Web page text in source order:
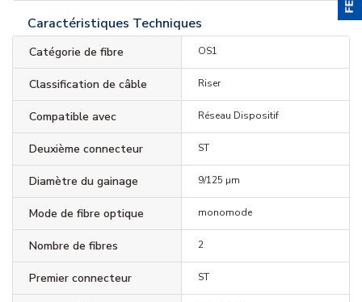
Caractéristiques Techniques
Catégorie de fibre OS1
Classification de câble Riser
Compatible avec Réseau Dispositif
Deuxième connecteur ST
Diamètre du gainage 9/125 µm
Mode de fibre optique monomode
Nombre de fibres 2
Premier connecteur ST